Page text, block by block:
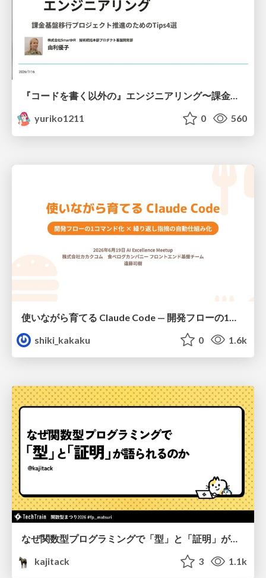
『コードを書く以外の』エンジニアリング〜課金基盤移行プロジェクト推進のためのTips4選
yuriko1211
0 560
shiki_kakaku
0 1.6k
なぜ関数型プログラミングで「型」と「証明」が語られるのか #fp_matsuri
kajitack
3 1.1k